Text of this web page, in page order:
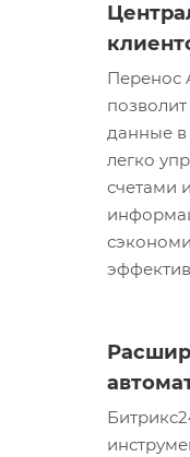
Перенос
данные в
легко
счетами